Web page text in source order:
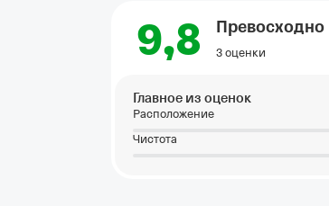
9,8 Превосходно
3 оценки
Главное из оценок
Расположение
Чистота